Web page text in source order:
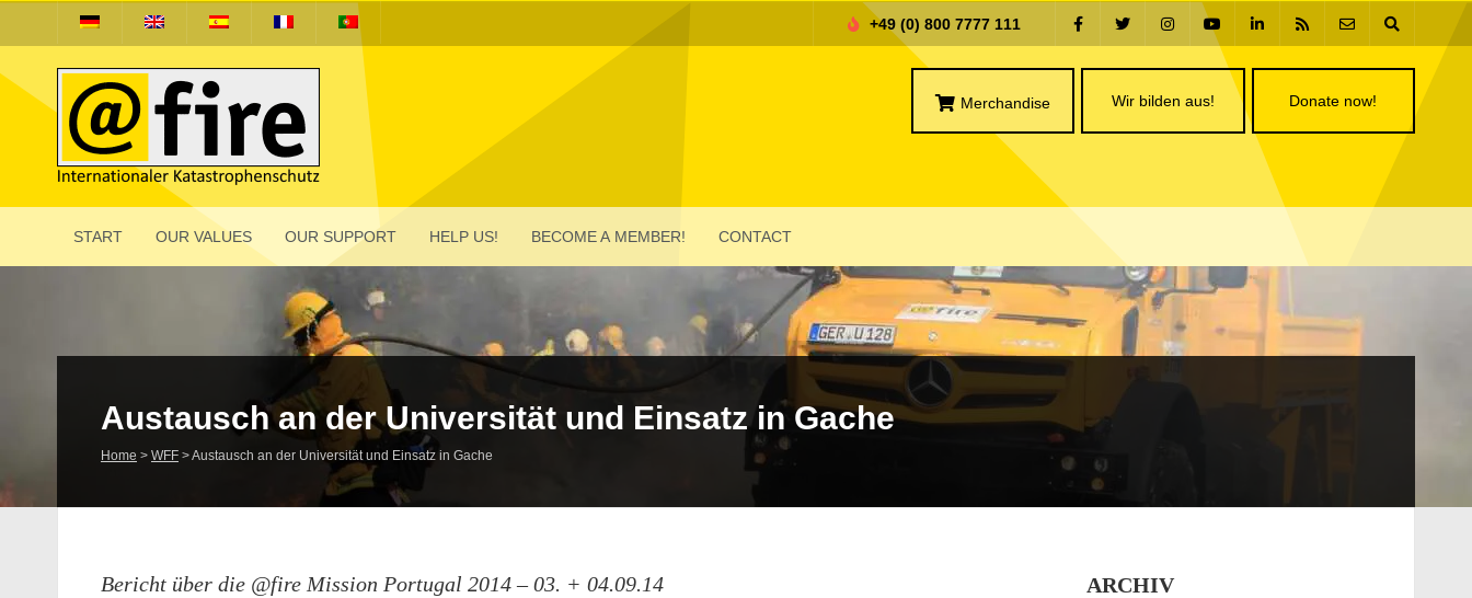
+49 (0) 800 7777 111
Merchandise Wir bilden aus! Donate now!
START OUR VALUES OUR SUPPORT HELP US! BECOME A MEMBER! CONTACT
Austausch an der Univer­sität und Einsatz in Gache
Home > WFF >Austausch an der Univer­sität und Einsatz in Gache
Bericht über die @fire Mission Portu­gal 2014 – 03. + 04.09.14 ARCHIV